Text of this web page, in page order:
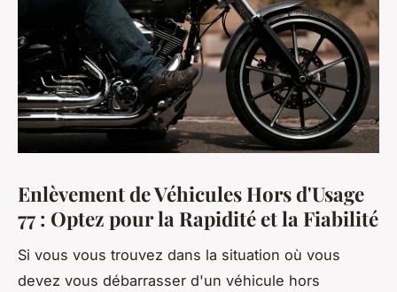
Enlèvement de Véhicules Hors d'Usage
77 : Optez pour la Rapidité et la Fiabilité
Si vous vous trouvez dans la situation où vous
devez vous débarrasser d'un véhicule hors